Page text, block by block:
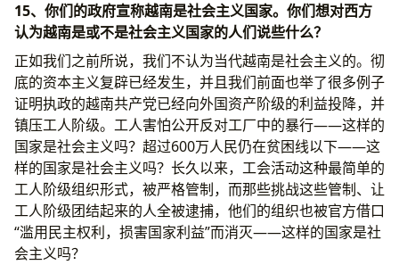
15、你们的政府宣称越南是社会主义国家。你们想对西方
认为越南是或不是社会主义国家的人们说些什么？
正如我们之前所说，我们不认为当代越南是社会主义的。彻
底的资本主义复辟已经发生，并且我们前面也举了很多例子
证明执政的越南共产党已经向外国资产阶级的利益投降，并
镇压工人阶级。工人害怕公开反对工厂中的暴行——这样的
国家是社会主义吗？超过600万人民仍在贫困线以下——这
样的国家是社会主义吗？长久以来，工会活动这种最简单的
工人阶级组织形式，被严格管制，而那些挑战这些管制、让
工人阶级团结起来的人全被逮捕，他们的组织也被官方借口
“滥用民主权利，损害国家利益”而消灭——这样的国家是社
会主义吗？